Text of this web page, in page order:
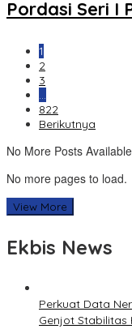
Pordasi Seri I
1
2
3
…
822
Berikutnya
No More Posts
No more pages to load.
View More
Ekbis News
Perkuat Data
Genjot Stabilitas